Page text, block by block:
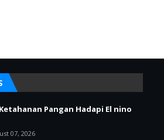
Pangan Hadapi El nino
07, 2026